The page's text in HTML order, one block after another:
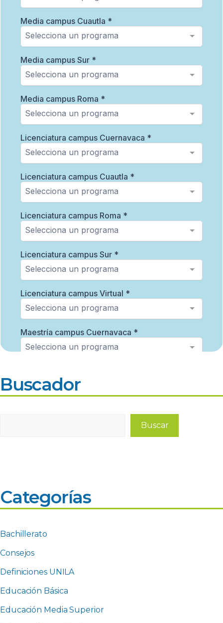
Buscador
Buscar
Categorías
Bachillerato
Consejos
Definiciones UNILA
Educación Básica
Educación Media Superior